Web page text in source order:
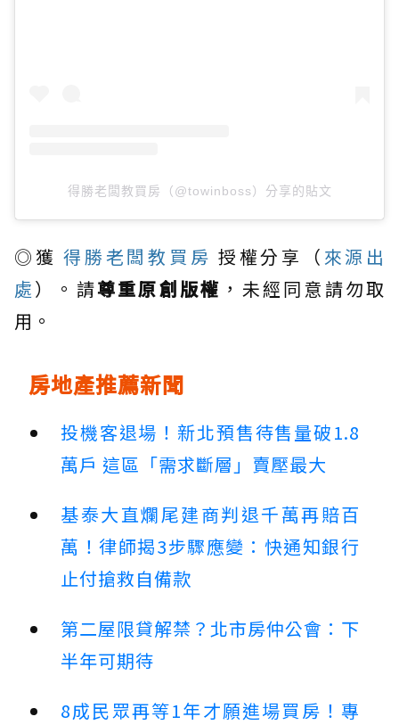
得勝老闆教買房（@towinboss）分享的貼文
◎獲 得勝老闆教買房 授權分享（來源出
處）。請尊重原創版權 ，未經同意請勿取
用。
房地產推薦新聞
投機客退場！新北預售待售量破1.8
萬戶 這區「需求斷層」賣壓最大
基泰大直爛尾建商判退千萬再賠百
萬！律師揭3步驟應變：快通知銀行
止付搶救自備款
第二屋限貸解禁？北市房仲公會：下
半年可期待
8成民眾再等1年才願進場買房！專